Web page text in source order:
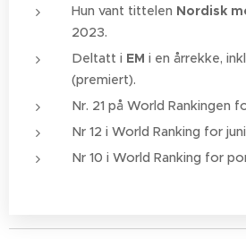
Hun vant tittelen Nordisk
2023.
Deltatt i EM i en årrekke,
(premiert).
Nr. 21 på World Rankingen
Nr 12 i World Ranking for
Nr 10 i World Ranking for